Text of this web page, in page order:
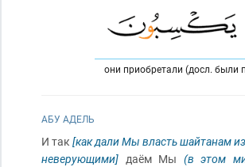
они приобретали (досл.
АБУ АДЕЛЬ
И так [как дали Мы власть шайтанам
неверующими] даём Мы (в этом